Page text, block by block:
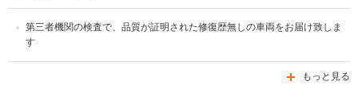
第三者機関の検査で、品質が証明された修復歴無しの車両をお届け致しま
す
もっと見る